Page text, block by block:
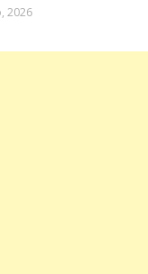
2026